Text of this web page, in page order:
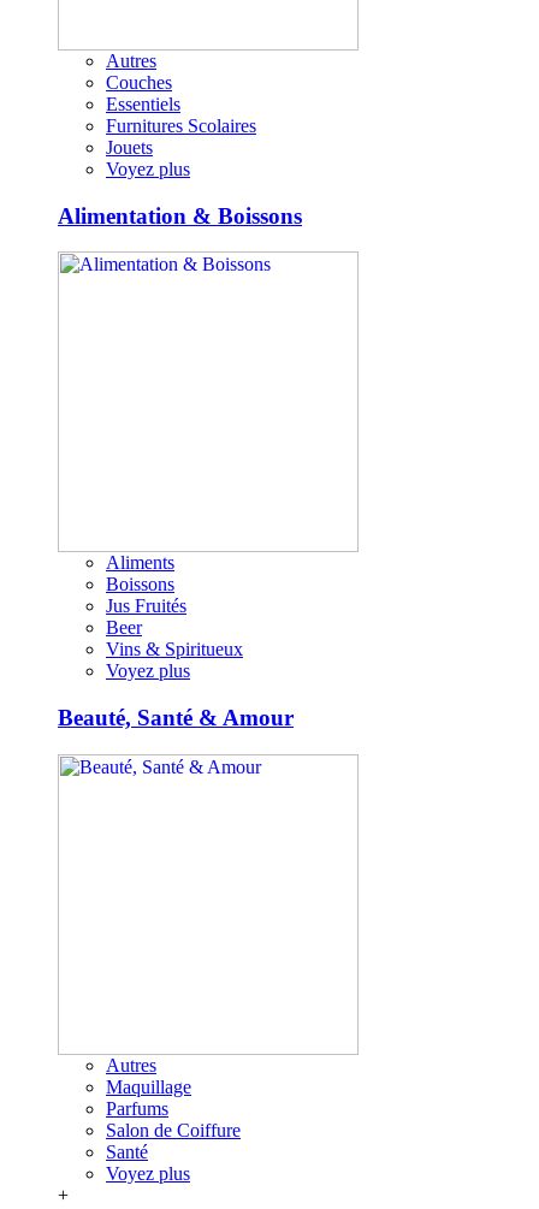
Autres
Couches
Essentiels
Furnitures Scolaires
Jouets
Voyez plus
Alimentation & Boissons
Aliments
Boissons
Jus Fruités
Beer
Vins & Spiritueux
Voyez plus
Beauté, Santé & Amour
Autres
Maquillage
Parfums
Salon de Coiffure
Santé
Voyez plus
+